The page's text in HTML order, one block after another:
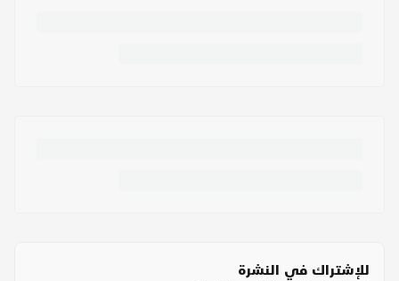
للإشتراك في النشرة